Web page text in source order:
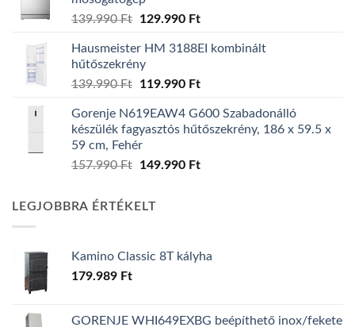
139.990Ft
Original
was:
139.990 Ft.
129.990 FtCurrent
is:
Hausmeister HM 3188EI kombinált
hűtőszekrény
139.990Ft
Original
was:
139.990 Ft.
119.990 FtCurrent
is:
119.990 Ft.
Gorenje N619EAW4 G600 Szabadonálló
készülék fagyasztós hűtőszekrény, 186 x 59.5 x
59 cm, Fehér
157.990Ft
Original
157.990 Ft.
149.990 FtCurrent
LEGJOBBRA ÉRTÉKELT
Kamino Classic 8T kályha
179.989 Ft
GORENJE WHI649EXBG beépíthető inox/fekete